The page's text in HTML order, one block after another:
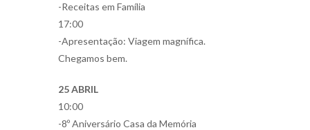
-Receitas em Família
17:00
-Apresentação: Viagem magnífica.
Chegamos bem.
25 ABRIL
10:00
-8º Aniversário Casa da Memória